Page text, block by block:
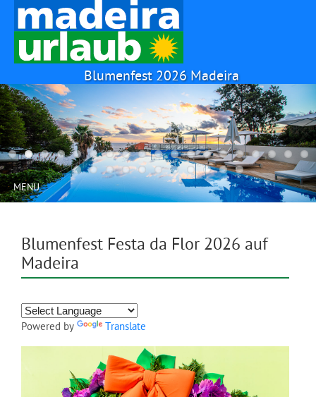
Blumenfest 2026 Madeira
MENU
Blumenfest Festa da Flor 2026 auf
Madeira
Powered by Translate